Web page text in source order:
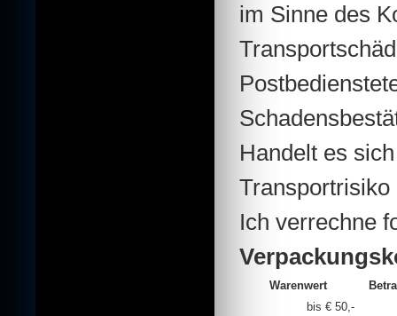
im Sinne des
Handelt es
Ich verrechne
Warenwert
bis € 50,-